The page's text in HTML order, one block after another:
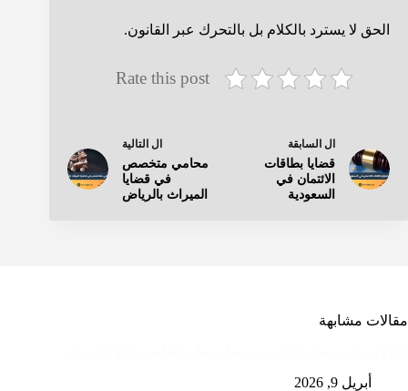
الحق لا يسترد بالكلام بل بالتحرك عبر القانون.
Rate this post
ال السابقة
قضايا بطاقات
الائتمان في
السعودية
ال التالية
محامي متخصص
في قضايا
الميراث بالرياض
مقالات مشابهة
أبريل 9, 2026